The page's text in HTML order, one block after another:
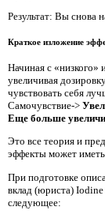
Результат: Вы снова
Краткое изложение
Начиная с «низкого»
увеличивая
чувствовать себя
Самочувствие->
Еще больше
Это все теория и
эффекты может
При подготовке
вклад (юриста)
следующее: